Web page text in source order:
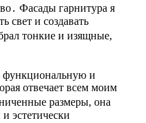
Фасады гарнитура я
свет и создавать
тонкие и изящные,
функциональную и
отвечает всем моим
размеры, она
эстетически